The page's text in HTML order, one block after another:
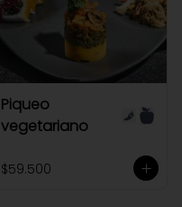
Piqueo
vegetariano
$59.500